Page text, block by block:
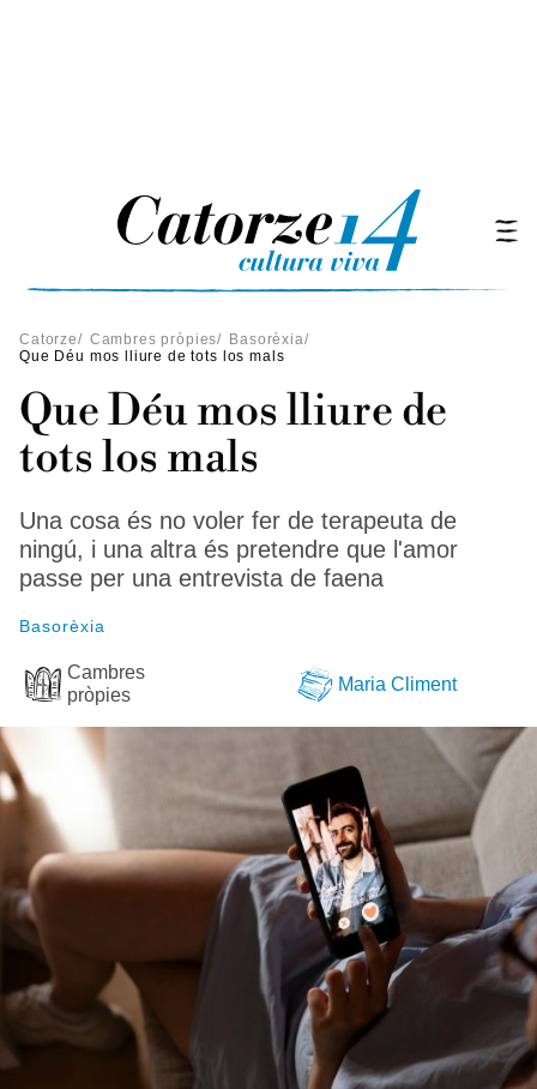
Catorze/ Cambres pròpies/ Basorèxia/
Que Déu mos lliure de tots los mals
Que Déu mos lliure de
tots los mals
Una cosa és no voler fer de terapeuta de
ningú, i una altra és pretendre que l'amor
passe per una entrevista de faena
Basorèxia
Cambres
pròpies
Maria Climent